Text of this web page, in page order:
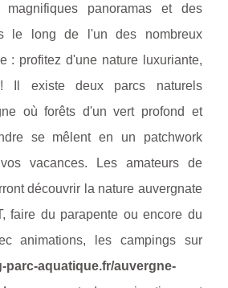
panoramas et des
le long de l'un des nombreux
: profitez d'une nature luxuriante,
Il existe deux parcs naturels
où forêts d'un vert profond et
se mêlent en un patchwork
vacances. Les amateurs de
découvrir la nature auvergnate
faire du parapente ou encore du
animations, les campings sur
parc-aquatique.fr/auvergne-